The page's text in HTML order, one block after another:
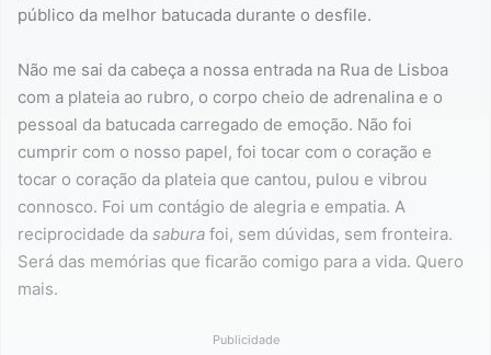
público da melhor batucada durante o desfile.
Não me sai da cabeça a nossa entrada na Rua de Lisboa
com a plateia ao rubro, o corpo cheio de adrenalina e o
pessoal da batucada carregado de emoção. Não foi
cumprir com o nosso papel, foi tocar com o coração e
tocar o coração da plateia que cantou, pulou e vibrou
connosco. Foi um contágio de alegria e empatia. A
reciprocidade da sabura foi, sem dúvidas, sem fronteira.
Será das memórias que ficarão comigo para a vida. Quero
mais.
Publicidade